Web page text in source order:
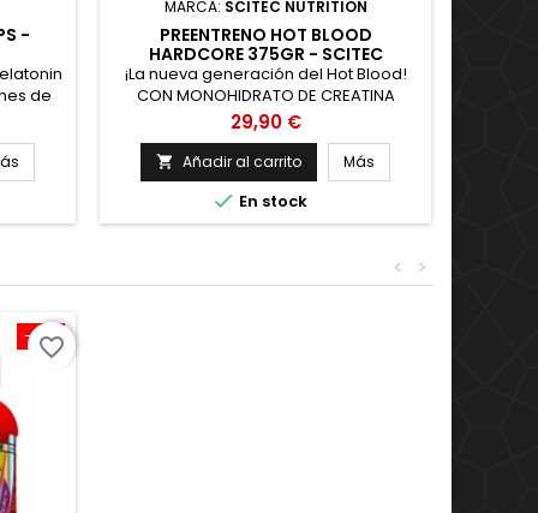
-
de
de
MARCA: SCITEC NUTRITION
PREENTRENO HOT BLOOD
HARDCORE 375GR - SCITEC
NUTRITION
¡La nueva generación del Hot Blood!
CON MONOHIDRATO DE CREATINA
MATRIZ DE AMINOÁCIDOS RENOVADA
INGREDIENTES ACTIVOS NOOTRÓPICOS
300 MG DE CAFEÍNA DE MÚLTIPLES
FUENTES CON ELECTROLITOS CON
EXTRACTO DE PIMIENTA NEGRA
(BIOPERINE®) COMPLEJO ANTIOXIDANTE
Precio
29,90 €
 Añadir al carrito Más
 En stock
>
<
-10%
favorite_border